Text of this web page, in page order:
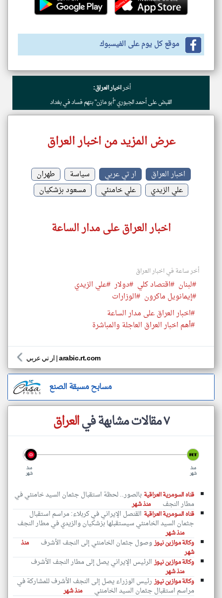
موقع كل يوم على الفيسبوك
أخراخبار العراق:
القبض على أحمد الجبوري "أبو مازن" بتهم فساد في بغداد
عرض المزيد من اخبار العراق
اخبار العراق ار تي عربي سياسة
طهران
علي الزيدي
علي خامنئي مسعود بزشكيان
اخبار العراق على مدار الساعة
أخر ساعة في اخبار العراق
#لبنان #اقتصاد كلي #دولار #علي الزيدي
#إيمانويل ماكرون #الوزارات
#اخبار العراق على مدار الساعة
#أهم اخبار العراق العاجلة والمباشرة
ار تي عربي |arabic.rt.com
مسابح مسبقة الصنع
٧ مقالات مشابهة في العراق
منذ
شهر
منذ
شهر
قناه السومرية العراقية بالصور.. لحظة استقبال جثمان السيد خامنئي في
مطار النجف
منذ شهر
قناه السومرية العراقية القنصل الإيراني في كربلاء: مراسم استقبال
جثمان السيد الخامنئي سيستقبلها بزشكيان والزيدي في مطار النجف
منذ شهر
وكالة موازين نيوزوصول جثمان الخامنئي إلى النجف الأشرف
منذ
شهر
وكالة موازين نيوز الرئيس الإيراني يصل إلى مطار النجف الأشرف
منذ شهر
وكالة موازين نيوز رئيس الوزراء يصل إلى النجف الأشرف للمشاركة في
مراسم استقبال جثمان السيد الخامنئي منذ شهر